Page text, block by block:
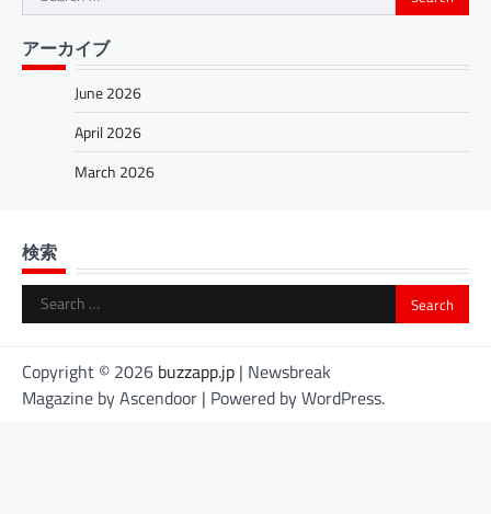
for:
アーカイブ
June 2026
April 2026
March 2026
検索
Search
for:
Copyright © 2026 buzzapp.jp | Newsbreak
Magazine byAscendoor | Powered byWordPress.